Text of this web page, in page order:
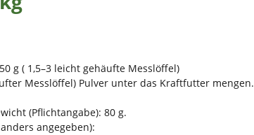
g ( 1,5–3 leicht gehäufte Messlöffel)
Messlöffel) Pulver unter das Kraftfutter mengen.
(Pflichtangabe): 80 g.
angegeben):